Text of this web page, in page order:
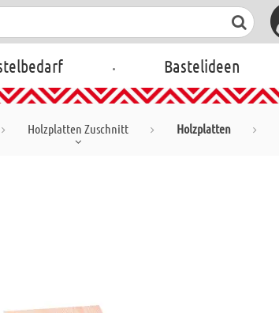
. Bastelideen
Holzplatten Zuschnitt Holzplatten